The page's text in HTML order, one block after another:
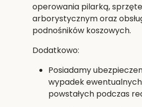
operowania pilarką,
arborystycznym oraz
podnośników koszowych.
Dodatkowo:
Posiadamy
wypadek
powstałych podczas